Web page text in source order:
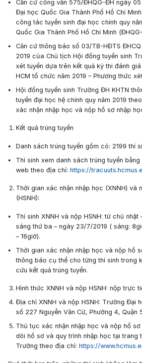
Căn cứ công văn 575/ĐHQG-ĐH ngày
Đại học Quốc Gia Thành Phố Hồ Chí
công tác tuyển sinh đại học chính quy
Quốc Gia Thành Phố Hồ Chí Minh
Căn cứ thông báo số 03/TB-HĐTS ĐHCQ
2019 của Chủ tịch Hội đồng tuyển sinh
xét tuyển dựa trên kết quả kỳ thi đánh
HCM tổ chức năm 2019 – Phương thức
Hội đồng tuyển sinh Trường ĐH KHTN
tuyển đại học hệ chính quy năm 2019
xác nhận nhập học và nộp hồ sơ nhập
Kết quả trúng tuyển
Danh sách trúng tuyển gồm có: 2199 thí
Thí sinh xem danh sách trúng tuyển
web theo địa chỉ: https://
Thời gian xác nhận nhập học (XNNH) và
(HSNH):
Thí sinh XNNH và nộp HSNH: từ chủ nhật
sáng thứ ba – ngày 23/7/2019 ( sáng:
– 16giờ).
Thời gian xác nhận nhập học và nộp hồ
thông báo cụ thể cho từng thí sinh trong
cứu kết quả trúng tuyển.
Hình thức XNNH và nộp HSNH: nộp trực
Địa chỉ XNNH và nộp HSNH: Trường Đại
số 227 Nguyễn Văn Cừ, Phường 4, Quận
Thủ tục xác nhận nhập học và nộp hồ
dõi hồ sơ và quy trình nhập học tại trang
Trường theo địa chỉ: https://